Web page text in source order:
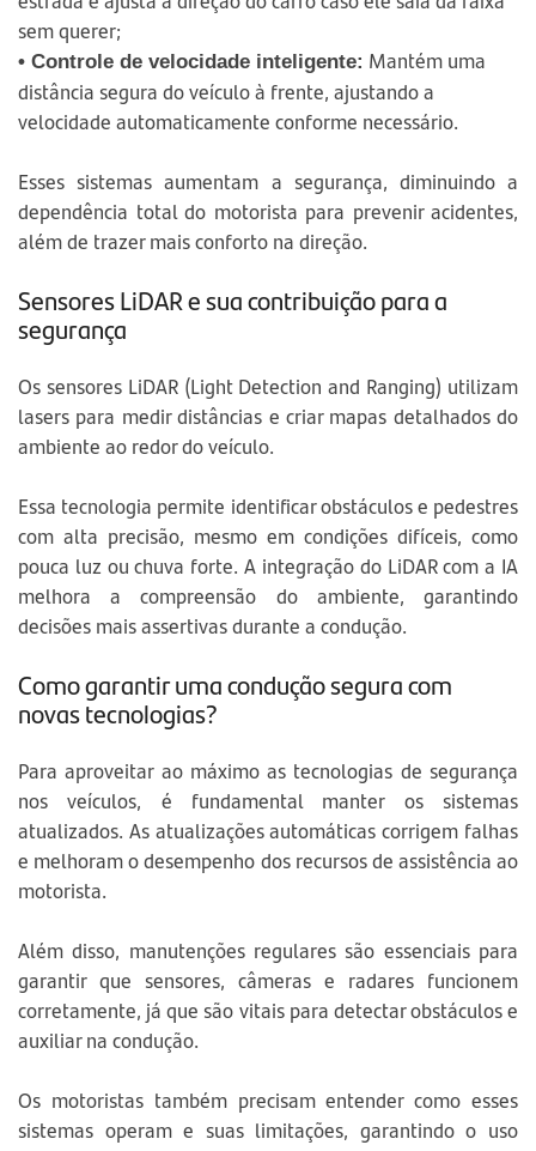
sem querer;
• Controle de velocidade inteligente: Mantém uma
distância segura do veículo à frente, ajustando a
velocidade automaticamente conforme necessário.
Esses sistemas aumentam a segurança, diminuindo a
dependência total do motorista para prevenir acidentes,
além de trazer mais conforto na direção.
Sensores LiDAR e sua contribuição para a
segurança
Os sensores LiDAR (Light Detection and Ranging) utilizam
lasers para medir distâncias e criar mapas detalhados do
ambiente ao redor do veículo.
Essa tecnologia permite identificar obstáculos e pedestres
com alta precisão, mesmo em condições difíceis, como
pouca luz ou chuva forte. A integração do LiDAR com a IA
melhora a compreensão do ambiente, garantindo
decisões mais assertivas durante a condução.
Como garantir uma condução segura com
novas tecnologias?
Para aproveitar ao máximo as tecnologias de segurança
nos veículos, é fundamental manter os sistemas
atualizados. As atualizações automáticas corrigem falhas
e melhoram o desempenho dos recursos de assistência ao
motorista.
Além disso, manutenções regulares são essenciais para
garantir que sensores, câmeras e radares funcionem
corretamente, já que são vitais para detectar obstáculos e
auxiliar na condução.
Os motoristas também precisam entender como esses
sistemas operam e suas limitações, garantindo o uso